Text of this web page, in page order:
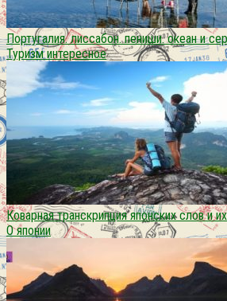
Португалия. лиссабон. пениши. океан и
Туризм интересное
Коварная транскрипция японских слов и
О японии